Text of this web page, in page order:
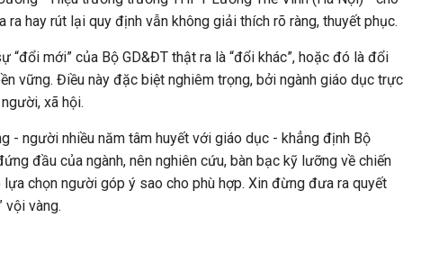
ra hay rút lại quy định vẫn không giải thích rõ ràng, thuyết phục.
“đổi mới” của Bộ GD&ĐT thật ra là “đổi khác”, hoặc đó là đổi
vững. Điều này đặc biệt nghiêm trọng, bởi ngành giáo dục trực
xã hội.
- người nhiều năm tâm huyết với giáo dục - khẳng định Bộ
đầu của ngành, nên nghiên cứu, bàn bạc kỹ lưỡng về chiến
chọn người góp ý sao cho phù hợp. Xin đừng đưa ra quyết
vội vàng.